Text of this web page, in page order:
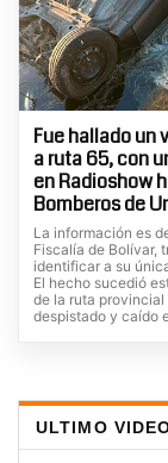
Fue hallado un
a ruta 65, con
en Radioshow
Bomberos de
La información es
Fiscalía de Bolívar,
identificar a su
El hecho sucedió
de la ruta
despistado y caído
ULTIMO